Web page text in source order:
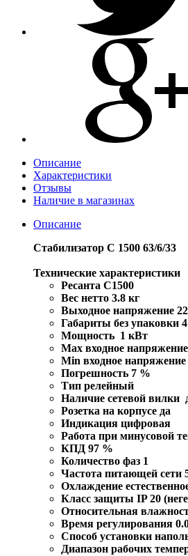
Описание
Характеристики
Отзывы
Наличие в магазинах
Описание
Стабилизатор С 1500 63/6/33
Технические характеристики
Ресанта С1500
Вес нетто 3.8 кг
Выходное напряжение
Габариты без упаковки
Мощность 1 кВт
Max входное
Min входное
Погрешность 7 %
Тип релейный
Наличие сетевой вилки
Розетка на корпусе да
Индикация цифровая
Работа при минусовой
КПД 97 %
Количество фаз 1
Частота питающей сети
Охлаждение
Класс защиты IP 20
Относительная
Время регулирования
Способ установки
Диапазон рабочих